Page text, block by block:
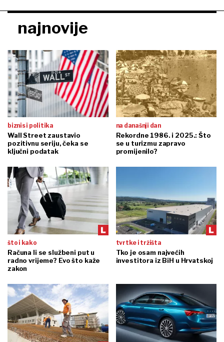
najnovije
biznis i politika
Wall Street zaustavio
pozitivnu seriju, čeka se
ključni podatak
na današnji dan
Rekordne 1986. i 2025.: Što
se u turizmu zapravo
promijenilo?
što i kako
Računa li se službeni put u
radno vrijeme? Evo što kaže
zakon
tvrtke i tržišta
Tko je osam najvećih
investitora iz BiH u Hrvatskoj